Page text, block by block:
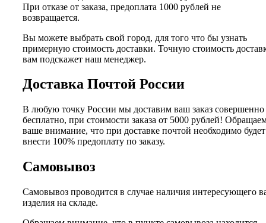
При отказе от заказа, предоплата 1000 рублей не
возвращается.
Вы можете выбрать свой город, для того что бы узнать
примерную стоимость доставки. Точную стоимость
вам подскажет наш менеджер.
Доставка Почтой России
В любую точку России мы доставим ваш заказ совершенно
бесплатно, при стоимости заказа от 5000 рублей!
ваше внимание, что при доставке почтой необходимо будет
внести 100% предоплату по заказу.
Самовывоз
Самовывоз проводится в случае наличия интересующего
изделия на складе.